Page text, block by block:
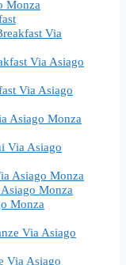
Monza
Via
Via Asiago
Via Asiago
Asiago Monza
Via Asiago
Asiago Monza
Monza
Monza
Via Asiago
Via Asiago